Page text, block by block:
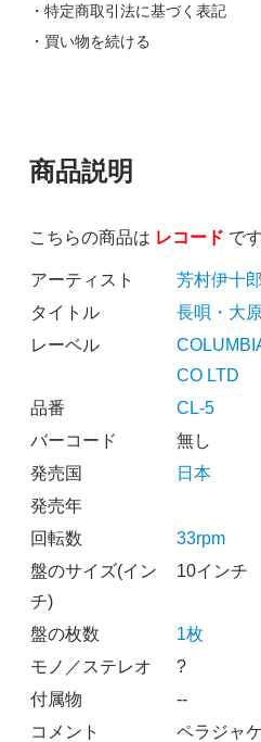
・特定商取引法に基づく表記
・買い物を続ける
商品説明
こちらの商品は レコード です
アーティスト 芳村伊十郎
タイトル
長唄・大
レーベル
CO LTD
品番
CL-5
バーコード
無し
発売国
日本
発売年
回転数
33rpm
盤のサイズ(イン
チ)
10インチ
盤の枚数
1枚
モノ／ステレオ
?
付属物
--
コメント
ペラジャ